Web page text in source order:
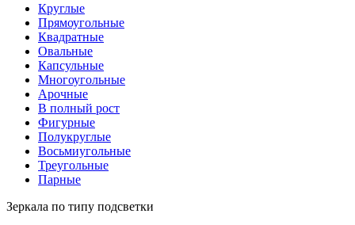
Круглые
Прямоугольные
Квадратные
Овальные
Капсульные
Многоугольные
Арочные
В полный рост
Фигурные
Полукруглые
Восьмиугольные
Треугольные
Парные
Зеркала по типу подсветки